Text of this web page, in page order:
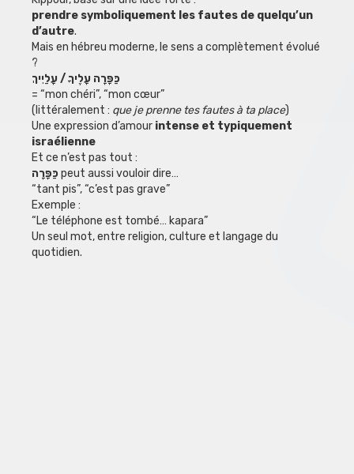
prendre symboliquement les fautes de quelqu’un
d’autre.
Mais en hébreu moderne, le sens a complètement évolué
?
כַּפָּרָה עָלֶיךָ / עָלַיִיךְ
= “mon chéri”, “mon cœur”
(littéralement : que je prenne tes fautes à ta place)
Une expression d’amour intense et typiquement
israélienne
Et ce n’est pas tout :
כַּפָּרָה peut aussi vouloir dire…
“tant pis”, “c’est pas grave”
Exemple :
“Le téléphone est tombé… kapara”
Un seul mot, entre religion, culture et langage du
quotidien.